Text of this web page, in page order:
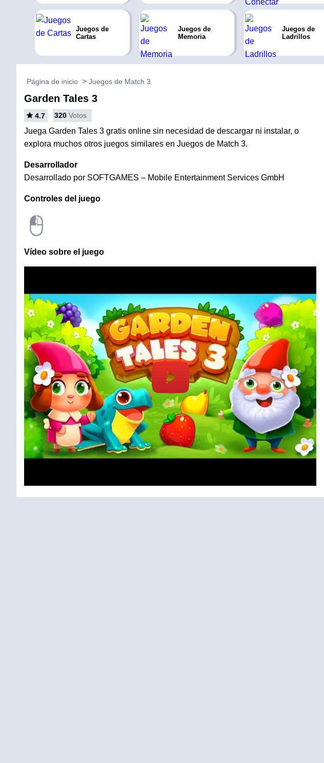
Juegos de
Cartas
Juegos de
Memoria
Juegos de
Ladrillos
Página de inicio Juegos de Match 3
Garden Tales 3
4.7 320 Votos
Juega Garden Tales 3 gratis online sin necesidad de descargar ni instalar, o
explora muchos otros juegos similares en Juegos de Match 3.
Desarrollador
Desarrollado por SOFTGAMES – Mobile Entertainment Services GmbH
Controles del juego
Vídeo sobre el juego